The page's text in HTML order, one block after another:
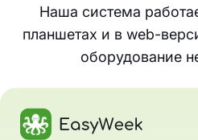
Наша система
планшетах и в web-
оборудование